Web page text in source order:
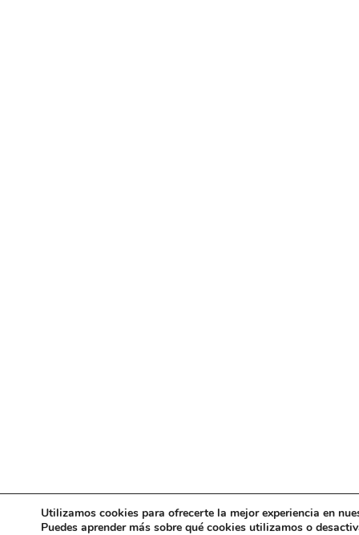
Utilizamos cookies para ofrecerte la mejor experiencia en
Puedes aprender más sobre qué cookies utilizamos o